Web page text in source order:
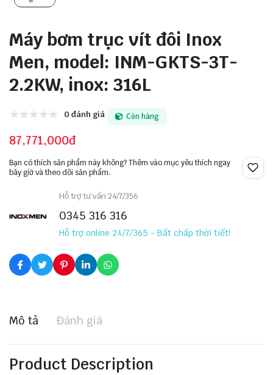
Máy bơm trục vít đôi Inox
Men, model: INM-GKTS-3T-
2.2KW, inox: 316L
0 đánh giá Còn hàng
87,771,000đ
Bạn có thích sản phẩm này không? Thêm vào mục yêu thích ngay
bây giờ và theo dõi sản phẩm.
Hỗ trợ tư vấn 24/7/356
0345 316 316
Hỗ trợ online 24/7/365 - Bất chấp thời tiết!
Mô tả Đánh giá
Product Description